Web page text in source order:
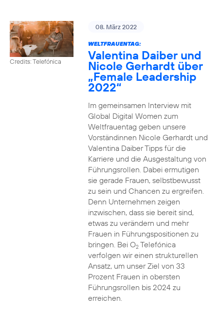
Credits: Telefónica
08. März 2022
WELTFRAUENTAG:
Valentina Daiber und
Nicole Gerhardt über
„Female Leadership
2022“
Im gemeinsamen Interview mit
Global Digital Women zum
Weltfrauentag geben unsere
Vorständinnen Nicole Gerhardt und
Valentina Daiber Tipps für die
Karriere und die Ausgestaltung von
Führungsrollen. Dabei ermutigen
sie gerade Frauen, selbstbewusst
zu sein und Chancen zu ergreifen.
Denn Unternehmen zeigen
inzwischen, dass sie bereit sind,
etwas zu verändern und mehr
Frauen in Führungspositionen zu
bringen. Bei O2Telefónica
verfolgen wir einen strukturellen
Ansatz, um unser Ziel von 33
Prozent Frauen in obersten
Führungsrollen bis 2024 zu
erreichen.